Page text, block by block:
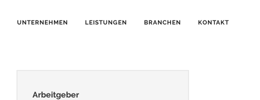
UNTERNEHMEN LEISTUNGEN BRANCHEN KONTAKT
Arbeitgeber